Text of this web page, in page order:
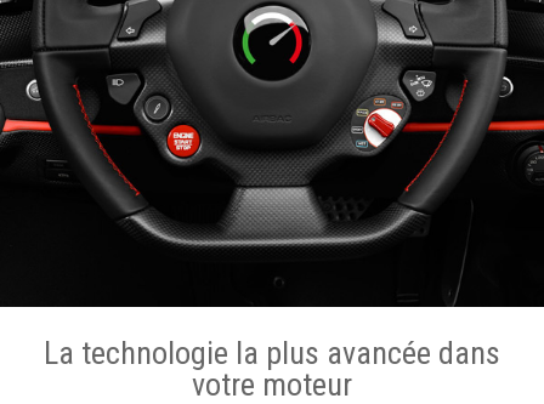
La technologie la plus avancée dans
votre moteur